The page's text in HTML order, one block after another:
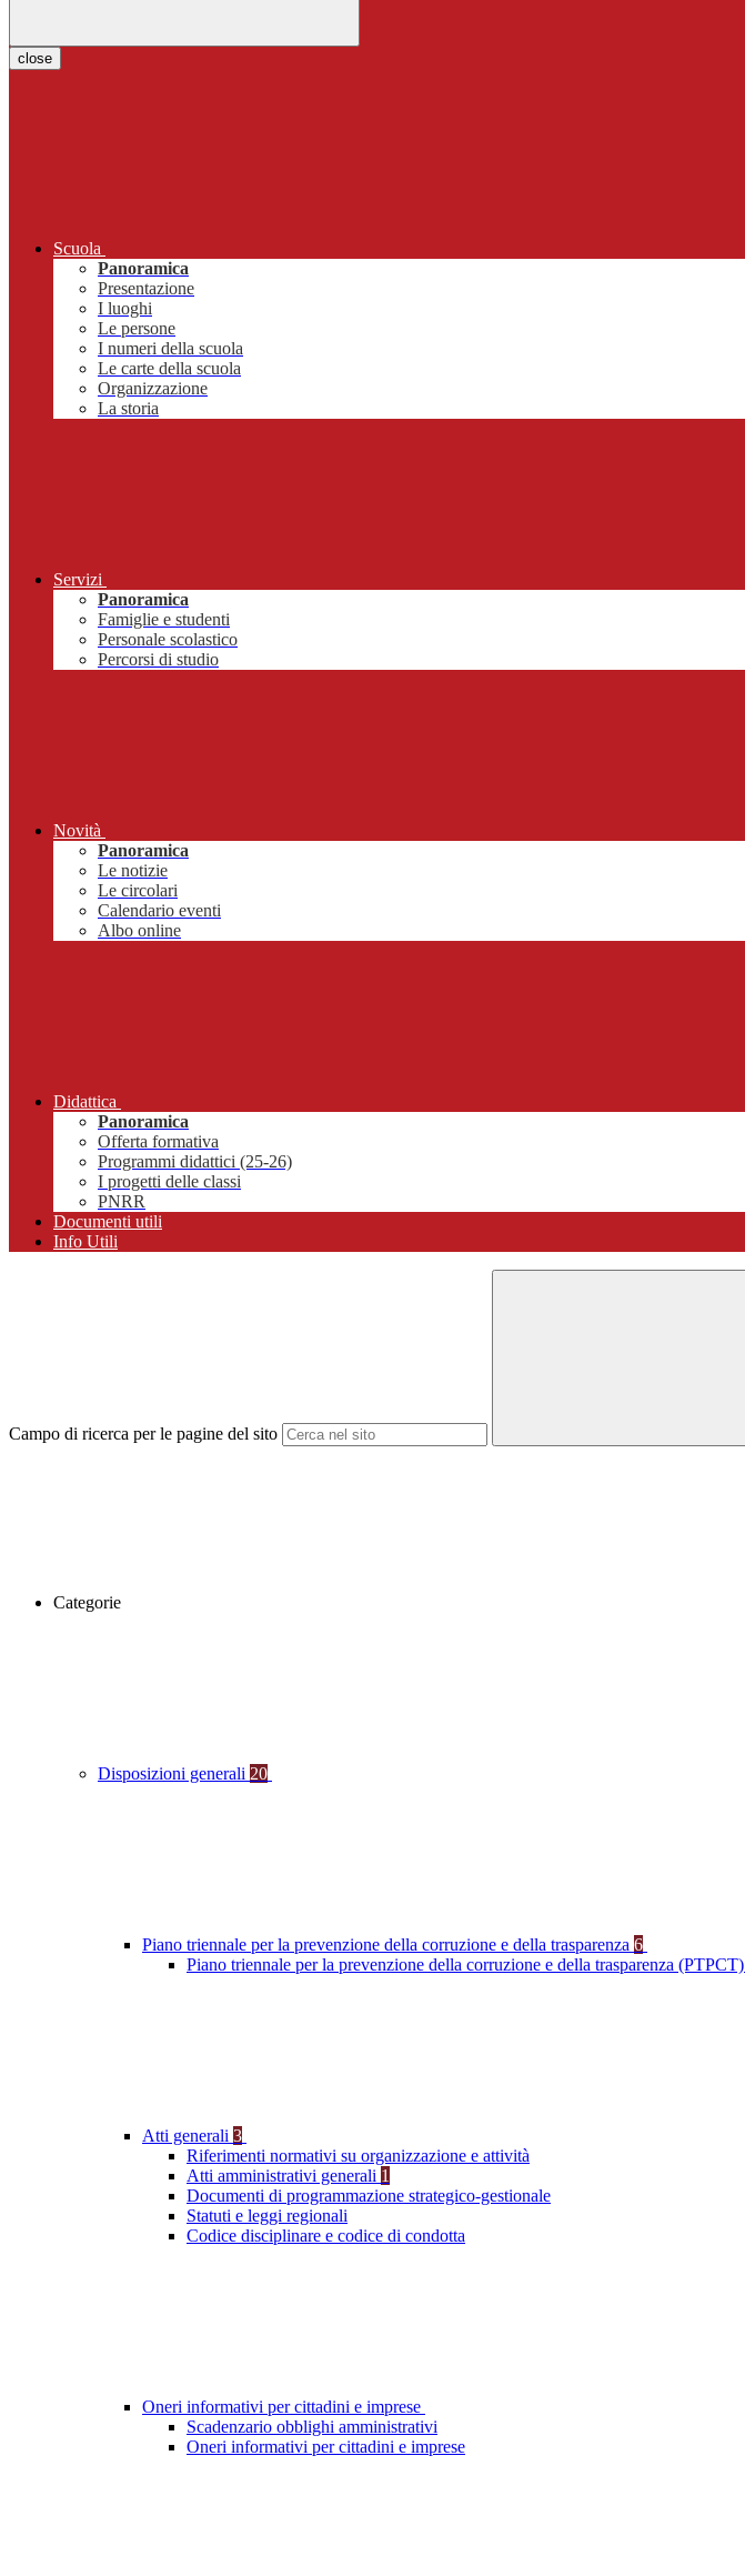
close
Scuola
Panoramica
Presentazione
I luoghi
Le persone
I numeri della scuola
Le carte della scuola
Organizzazione
La storia
Servizi
Panoramica
Famiglie e studenti
Personale scolastico
Percorsi di studio
Novità
Panoramica
Le notizie
Le circolari
Calendario eventi
Albo online
Didattica
Panoramica
Offerta formativa
Programmi didattici (25-26)
I progetti delle classi
PNRR
Documenti utili
Info Utili
Campo di ricerca per le pagine del sito
Categorie
Disposizioni generali 20
Piano triennale per la prevenzione della corruzione e della trasparenza 6
Piano triennale per la prevenzione della corruzione e della trasparenza (PTPCT)
Atti generali 3
Riferimenti normativi su organizzazione e attività
Atti amministrativi generali 1
Documenti di programmazione strategico-gestionale
Statuti e leggi regionali
Codice disciplinare e codice di condotta
Oneri informativi per cittadini e imprese
Scadenzario obblighi amministrativi
Oneri informativi per cittadini e imprese